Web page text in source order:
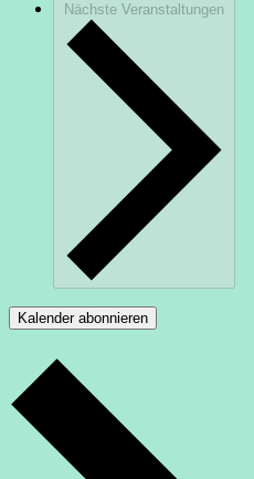
Nächste Veranstaltungen
Kalender abonnieren